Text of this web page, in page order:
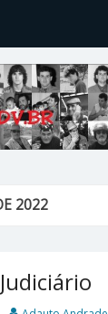
2022